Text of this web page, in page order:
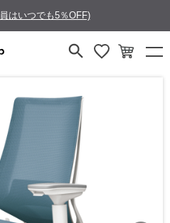
はいつでも5％OFF)